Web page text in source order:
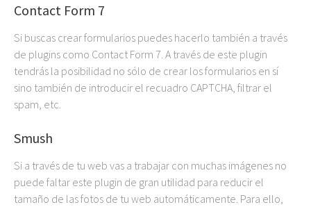
Contact Form 7
Si buscas crear formularios puedes hacerlo también a través
de plugins como Contact Form 7. A través de este plugin
tendrás la posibilidad no sólo de crear los formularios en sí
sino también de introducir el recuadro CAPTCHA, filtrar el
spam, etc.
Smush
Si a través de tu web vas a trabajar con muchas imágenes no
puede faltar este plugin de gran utilidad para reducir el
tamaño de las fotos de tu web automáticamente. Para ello,